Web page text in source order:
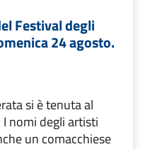
Festival degli
24 agosto.
si è tenuta al
nomi degli artisti
un comacchiese